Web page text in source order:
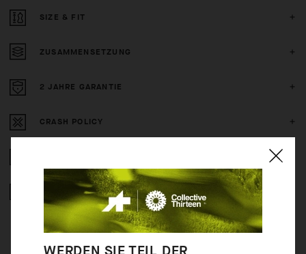
SIZE & FIT
ZUSAMMENSETZUNG
2 JAHRE GARANTIE
CRASH POLICY
GESICHERTE ZAHLUNG